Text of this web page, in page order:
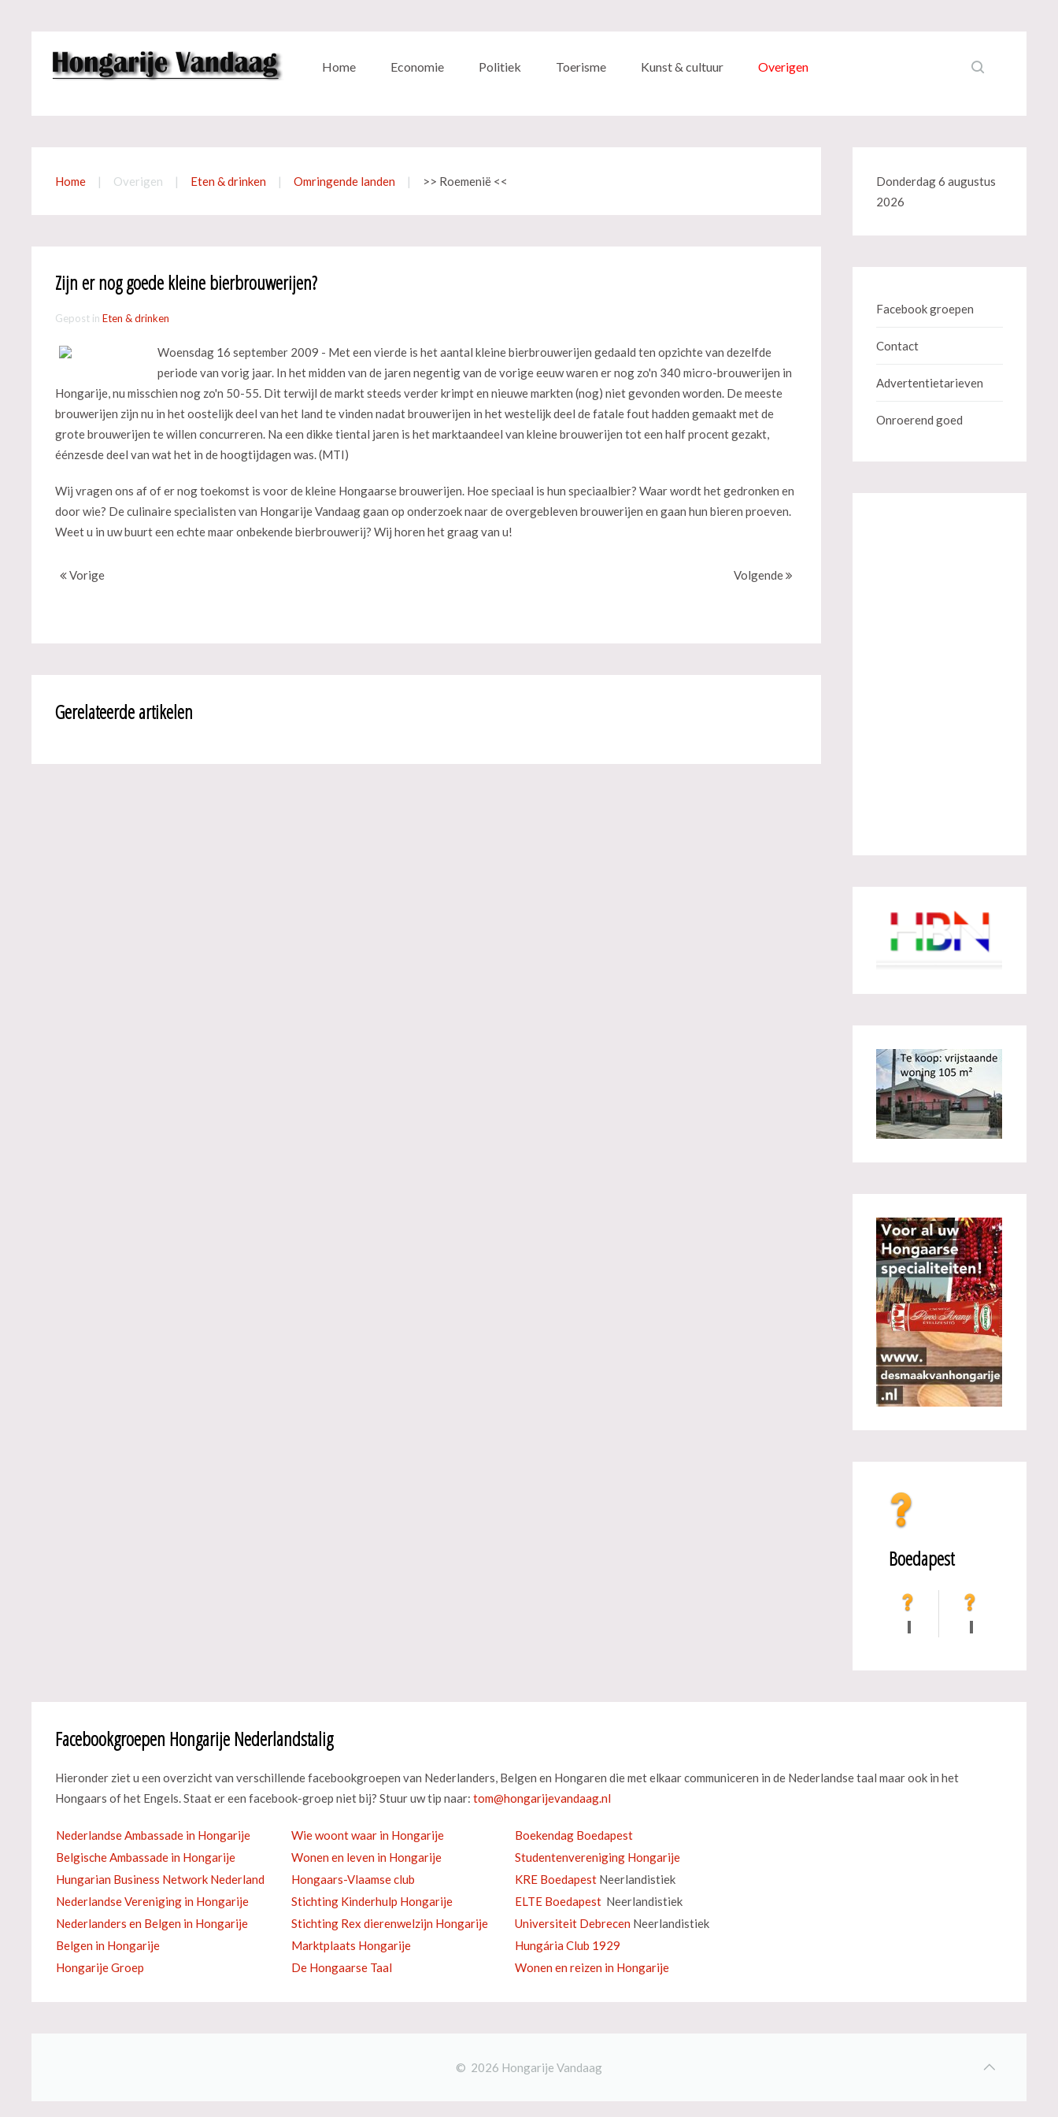
Home Economie Politiek Toerisme Kunst & cultuur Overigen
Home Overigen Eten & drinken Omringende landen >> Roemenië <<
Zijn er nog goede kleine bierbrouwerijen?
Gepost in Eten & drinken
Woensdag 16 september 2009 - Met een vierde is het aantal kleine bierbrouwerijen gedaald ten opzichte van dezelfde
periode van vorig jaar. In het midden van de jaren negentig van de vorige eeuw waren er nog zo'n 340 micro-brouwerijen in
Hongarije, nu misschien nog zo'n 50-55. Dit terwijl de markt steeds verder krimpt en nieuwe markten (nog) niet gevonden worden. De meeste
brouwerijen zijn nu in het oostelijk deel van het land te vinden nadat brouwerijen in het westelijk deel de fatale fout hadden gemaakt met de
grote brouwerijen te willen concurreren. Na een dikke tiental jaren is het marktaandeel van kleine brouwerijen tot een half procent gezakt,
éénzesde deel van wat het in de hoogtijdagen was. (MTI)
Wij vragen ons af of er nog toekomst is voor de kleine Hongaarse brouwerijen. Hoe speciaal is hun speciaalbier? Waar wordt het gedronken en
door wie? De culinaire specialisten van Hongarije Vandaag gaan op onderzoek naar de overgebleven brouwerijen en gaan hun bieren proeven.
Weet u in uw buurt een echte maar onbekende bierbrouwerij? Wij horen het graag van u!
Vorige Volgende
Gerelateerde artikelen
Donderdag 6 augustus
2026
Facebook groepen
Contact
Advertentietarieven
Onroerend goed
Boedapest
Facebookgroepen Hongarije Nederlandstalig
Hieronder ziet u een overzicht van verschillende facebookgroepen van Nederlanders, Belgen en Hongaren die met elkaar communiceren in de Nederlandse taal maar ook in het
Hongaars of het Engels. Staat er een facebook-groep niet bij? Stuur uw tip naar:
Nederlandse Ambassade in Hongarije Wie woont waar in Hongarije
Boekendag Boedapest
Belgische Ambassade in Hongarije
Wonen en leven in Hongarije
Studentenvereniging Hongarije
Hungarian Business Network Nederland
Hongaars-Vlaamse club KRE Boedapest Neerlandistiek
Nederlandse Vereniging in Hongarije
Stichting Kinderhulp Hongarije ELTE Boedapest Neerlandistiek
Nederlanders en Belgen in Hongarije
Stichting Rex dierenwelzijn Hongarije Universiteit Debrecen Neerlandistiek
Belgen in Hongarije
Marktplaats Hongarije
Hungária Club 1929
Hongarije Groep
De Hongaarse Taal Wonen en reizen in Hongarije
© 2026 Hongarije Vandaag